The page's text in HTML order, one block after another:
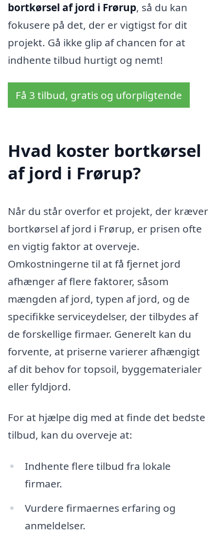
bortkørsel af jord i Frørup, så du kan
fokusere på det, der er vigtigst for dit
projekt. Gå ikke glip af chancen for at
indhente tilbud hurtigt og nemt!
Få 3 tilbud, gratis og uforpligtende
Hvad koster bortkørsel
af jord i Frørup?
Når du står overfor et projekt, der kræver
bortkørsel af jord i Frørup, er prisen ofte
en vigtig faktor at overveje.
Omkostningerne til at få fjernet jord
afhænger af flere faktorer, såsom
mængden af jord, typen af jord, og de
specifikke serviceydelser, der tilbydes af
de forskellige firmaer. Generelt kan du
forvente, at priserne varierer afhængigt
af dit behov for topsoil, byggematerialer
eller fyldjord.
For at hjælpe dig med at finde det bedste
tilbud, kan du overveje at:
Indhente flere tilbud fra lokale
firmaer.
Vurdere firmaernes erfaring og
anmeldelser.